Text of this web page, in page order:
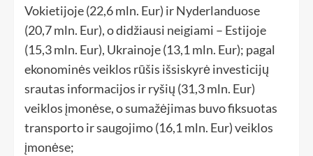
Vokietijoje (22,6 mln. Eur) ir Nyderlanduose
(20,7 mln. Eur), o didžiausi neigiami – Estijoje
(15,3 mln. Eur), Ukrainoje (13,1 mln. Eur); pagal
ekonominės veiklos rūšis išsiskyrė investicijų
srautas informacijos ir ryšių (31,3 mln. Eur)
veiklos įmonėse, o sumažėjimas buvo fiksuotas
transporto ir saugojimo (16,1 mln. Eur) veiklos
įmonėse;